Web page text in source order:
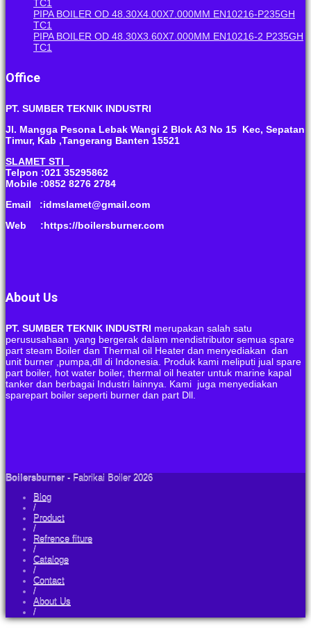
TC1
PIPA BOILER OD 48.30X4.00X7.000MM EN10216-P235GH
TC1
PIPA BOILER OD 48.30X3.60X7.000MM EN10216-2 P235GH
TC1
Office
PT. SUMBER TEKNIK INDUSTRI
Jl. Mangga Pesona Lebak Wangi 2 Blok A3 No 15 Kec, Sepatan
Timur, Kab ,Tangerang Banten 15521
SLAMET STI
Telpon :021 35295862
Mobile :0852 8276 2784
Email :idmslamet@gmail.com
Web :https://boilersburner.com
About Us
PT. SUMBER TEKNIK INDUSTRI merupakan salah satu
perususahaan yang bergerak dalam mendistributor semua spare
part steam Boiler dan Thermal oil Heater dan menyediakan dan
unit burner ,pumpa,dll di Indonesia. Produk kami meliputi jual spare
part boiler, hot water boiler, thermal oil heater untuk marine kapal
tanker dan berbagai Industri lainnya. Kami juga menyediakan
sparepart boiler seperti burner dan part Dll.
Boilersburner - Fabrikai Boiler 2026
Blog
/
Product
/
Refrence fiture
/
Cataloge
/
Contact
/
About Us
/